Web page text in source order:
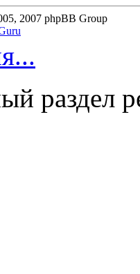
2007 phpBB Group
раздел